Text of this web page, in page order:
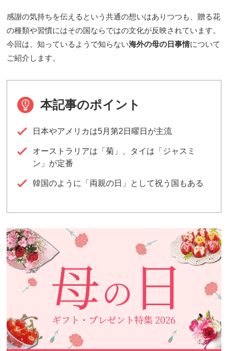
感謝の気持ちを伝えるという共通の想いはありつつも、贈る花
の種類や習慣にはその国ならではの文化が反映されています。
今回は、知っているようで知らない海外の母の日事情について
ご紹介します。
本記事のポイント
日本やアメリカは5月第2日曜日が主流
オーストラリアは「菊」、タイは「ジャスミ
ン」が定番
韓国のように「両親の日」として祝う国もある